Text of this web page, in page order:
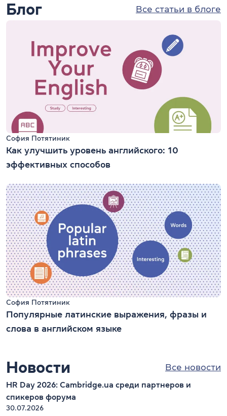
Блог Все статьи в блоге
София Потятиник
Как улучшить уровень английского: 10
эффективных способов
София Потятиник
Популярные латинские выражения, фразы и
слова в английском языке
Новости Все новости
HR Day 2026: Cambridge.ua среди партнеров и
спикеров форума
30.07.2026